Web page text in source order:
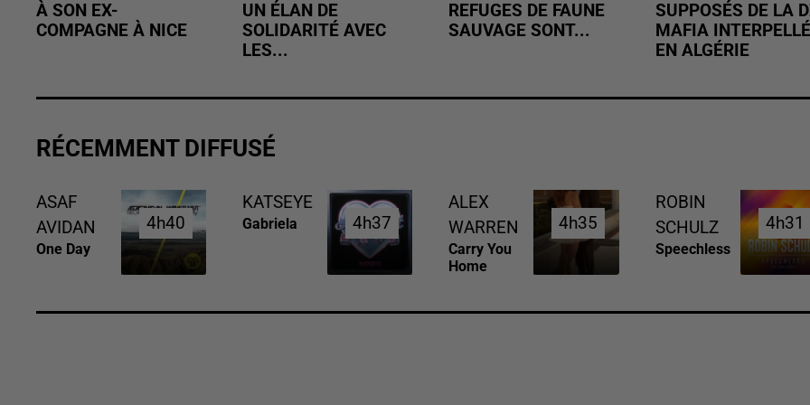
À SON EX-
COMPAGNE À NICE
UN ÉLAN DE
SOLIDARITÉ AVEC
LES...
REFUGES DE FAUNE
SAUVAGE SONT...
SUPPOSÉS DE LA
MAFIA INTERPELLÉ
EN ALGÉRIE
RÉCEMMENT DIFFUSÉ
ASAF
AVIDAN
One Day
4h40
4h40
KATSEYE
Gabriela 4h37
4h37
ALEX
WARREN
Carry You
Home
4h35
4h35
ROBIN
SCHULZ
Speechless
4h31
4h31